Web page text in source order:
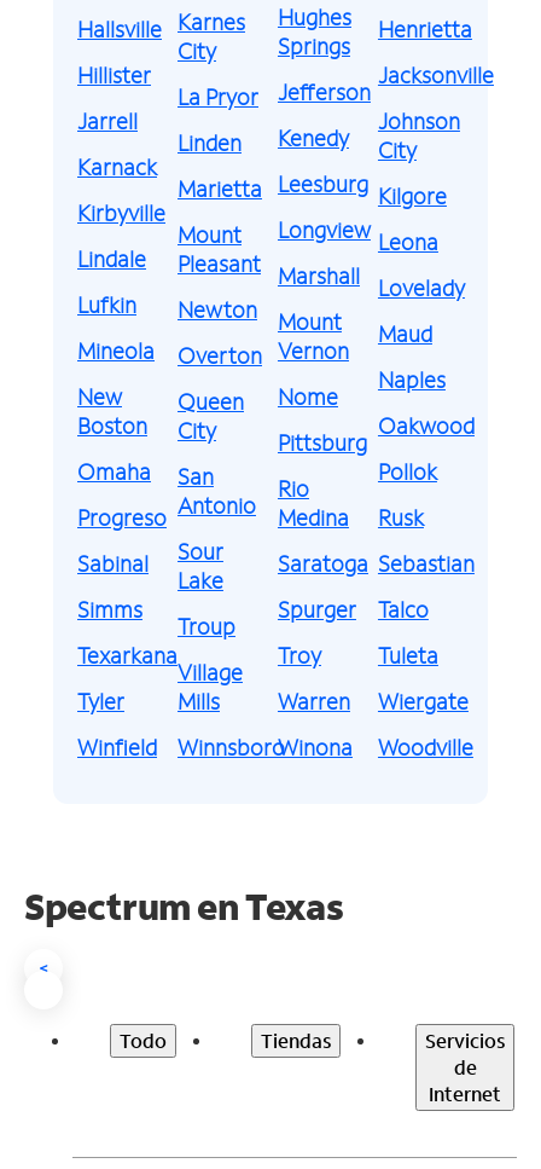
Hallsville
Hillister
Jarrell
Karnack
Kirbyville
Lindale
Lufkin
Mineola
New
Boston
Omaha
Progreso
Sabinal
Simms
Texarkana
Tyler
Winfield
Karnes
City
La Pryor
Linden
Marietta
Mount
Pleasant
Newton
Overton
Queen
City
San
Antonio
Sour
Lake
Troup
Village
Mills
Winnsboro
Hughes
Springs
Jefferson
Kenedy
Leesburg
Longview
Marshall
Mount
Vernon
Nome
Pittsburg
Rio
Medina
Saratoga
Spurger
Troy
Warren
Winona
Henrietta
Jacksonville
Johnson
City
Kilgore
Leona
Lovelady
Maud
Naples
Oakwood
Pollok
Rusk
Sebastian
Talco
Tuleta
Wiergate
Woodville
Spectrum enTexas
<
Todo Tiendas
Servicios
de
Internet